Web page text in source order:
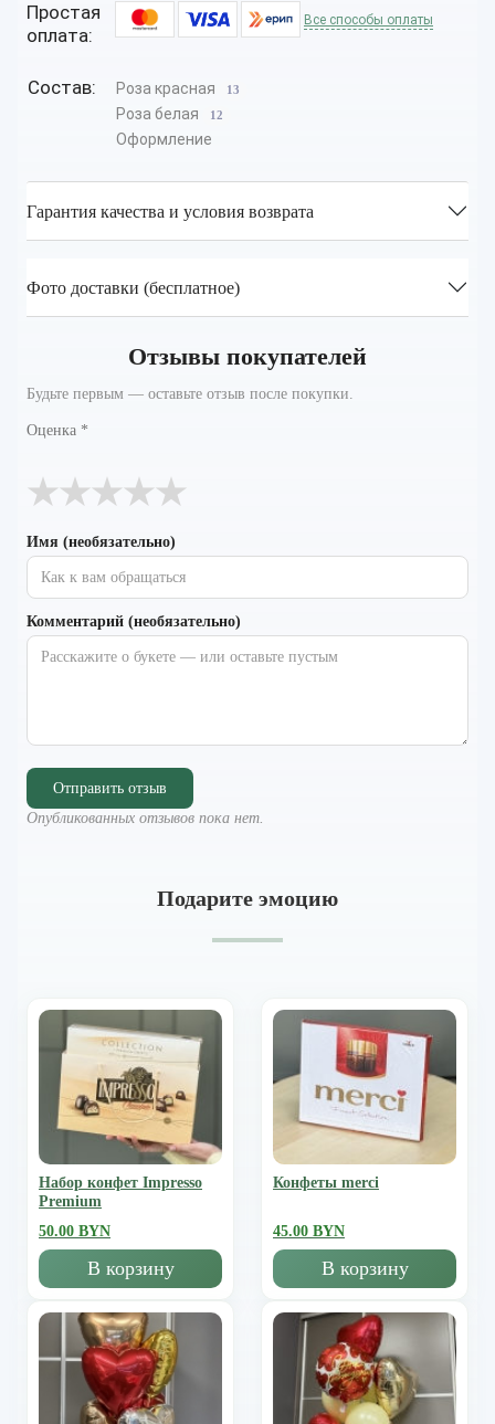
Простая
оплата:
Все способы оплаты
Состав: Роза красная 13
Роза белая 12
Оформление
Гарантия качества и условия возврата
Фото доставки (бесплатное)
Отзывы покупателей
Будьте первым — оставьте отзыв после покупки.
Оценка *
★
★
★
★
★
Имя (необязательно)
Комментарий (необязательно)
Отправить отзыв
Опубликованных отзывов пока нет.
Подарите эмоцию
Набор конфет Impresso
Premium
50.00 BYN
В корзину
Конфеты merci
45.00 BYN
В корзину